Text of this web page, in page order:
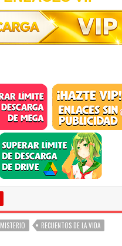
MISTERIO RECUENTOS DE LA VIDA